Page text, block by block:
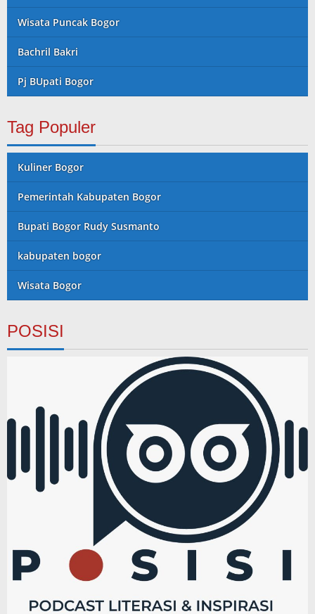
Wisata Puncak Bogor
Bachril Bakri
Pj BUpati Bogor
Tag Populer
Kuliner Bogor
Pemerintah Kabupaten Bogor
Bupati Bogor Rudy Susmanto
kabupaten bogor
Wisata Bogor
POSISI